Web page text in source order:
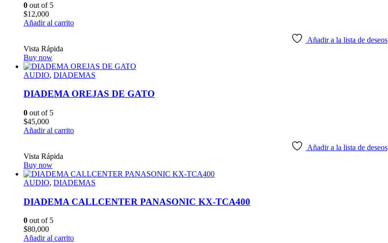
0 out of 5
$12,000
Añadir al carrito
Añadir a la lista de deseos
Vista Rápida
Buy now
AUDIO, DIADEMAS
DIADEMA OREJAS DE GATO
0 out of 5
$45,000
Añadir al carrito
Añadir a la lista de deseos
Vista Rápida
Buy now
AUDIO, DIADEMAS
DIADEMA CALLCENTER PANASONIC KX-TCA400
0 out of 5
$80,000
Añadir al carrito